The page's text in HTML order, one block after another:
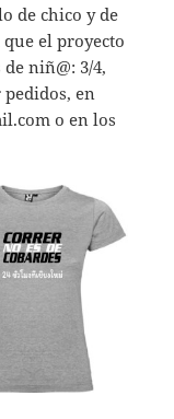
de chico y de
el proyecto
niñ@: 3/4,
pedidos, en
o en los